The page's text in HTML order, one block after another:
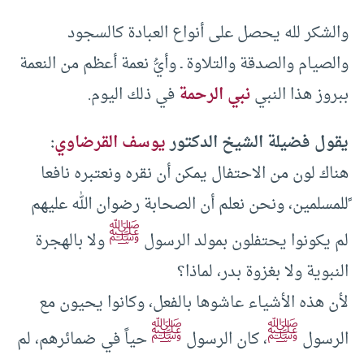
والشكر لله يحصل على أنواع العبادة كالسجود
والصيام والصدقة والتلاوة ـ وأيُّ نعمة أعظم من النعمة
ببروز هذا النبينبي الرحمةفي ذلك اليوم.
يقول فضيلة الشيخ الدكتوريوسف القرضاوي:
هناك لون من الاحتفال يمكن أن نقره ونعتبره نافعا
ًللمسلمين، ونحن نعلم أن الصحابة رضوان الله عليهم
لم يكونوا يحتفلون بمولد الرسولﷺولا بالهجرة
النبوية ولا بغزوة بدر، لماذا؟
لأن هذه الأشياء عاشوها بالفعل، وكانوا يحيون مع
الرسولﷺ، كان الرسولﷺحياً في ضمائرهم، لم